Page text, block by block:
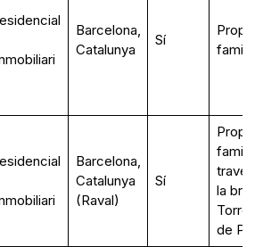
Barcelona,
Catalunya
Sí
familiar
Barcelona,
Catalunya
(Raval)
Sí
través
la
de